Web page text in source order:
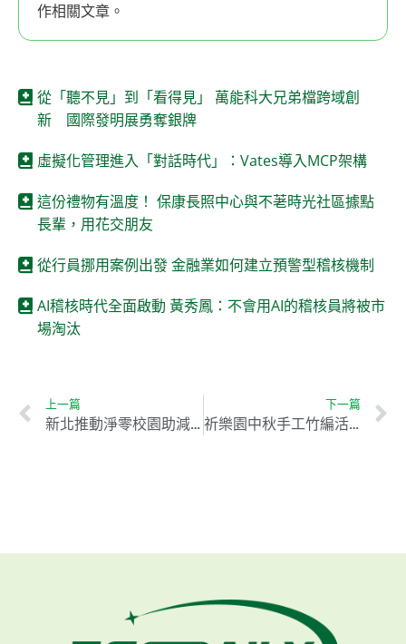
作相關文章。
從「聽不見」到「看得見」 萬能科大兄弟檔跨域創
新 國際發明展勇奪銀牌
虛擬化管理進入「對話時代」：Vates導入MCP架構
這份禮物有溫度！ 保康長照中心與不荖時光社區據點
長輩，用花交朋友
從行員挪用案例出發 金融業如何建立預警型稽核機制
AI稽核時代全面啟動 黃秀鳳：不會用AI的稽核員將被市
場淘汰
上一篇
新北推動淨零校園助減碳 教師成永續發展關鍵推手
下一篇
祈樂園中秋手工竹編活動：傳承工藝生活化，倡導環保與代際融合的新風尚